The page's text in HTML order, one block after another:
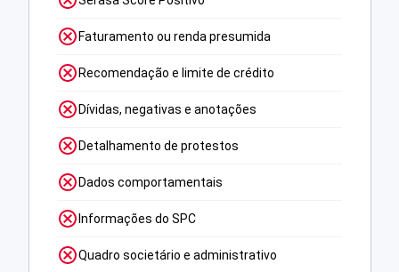
Faturamento ou renda presumida
Recomendação e limite de crédito
Dívidas, negativas e anotações
Detalhamento de protestos
Dados comportamentais
Informações do SPC
Quadro societário e administrativo